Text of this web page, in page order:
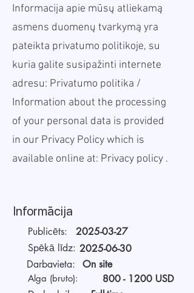
Informacija apie mūsų atliekamą
asmens duomenų tvarkymą yra
pateikta privatumo politikoje, su
kuria galite susipažinti internete
adresu: Privatumo politika /
Information about the processing
of your personal data is provided
in our Privacy Policy which is
available online at: Privacy policy .
Informācija
Publicēts:
2025-03-27
Spēkā līdz: 2025-06-30
Darbavieta:
On site
Alga (bruto): 800 - 1200 USD